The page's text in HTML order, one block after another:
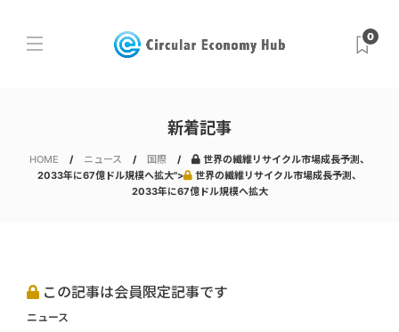
0
新着記事
HOME ニュース 国際
世界の繊維リサイクル市場成長予測、
2033年に67億ドル規模へ拡大">
世界の繊維リサイクル市場成長予測、
2033年に67億ドル規模へ拡大
この記事は会員限定記事です
ニュース